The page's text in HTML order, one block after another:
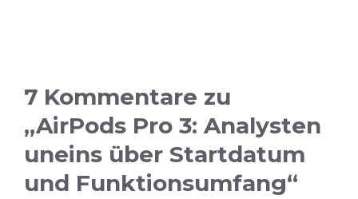
7 Kommentare zu
„AirPods Pro 3: Analysten
uneins über Startdatum
und Funktionsumfang“